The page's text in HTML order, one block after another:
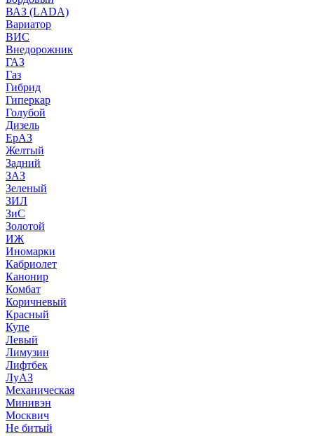
ВАЗ (LADA)
Вариатор
ВИС
Внедорожник
ГАЗ
Газ
Гибрид
Гиперкар
Голубой
Дизель
ЕрАЗ
Желтый
Задний
ЗАЗ
Зеленый
ЗИЛ
ЗиС
Золотой
ИЖ
Иномарки
Кабриолет
Канонир
Комбат
Коричневый
Красный
Купе
Левый
Лимузин
Лифтбек
ЛуАЗ
Механическая
Минивэн
Москвич
Не битый